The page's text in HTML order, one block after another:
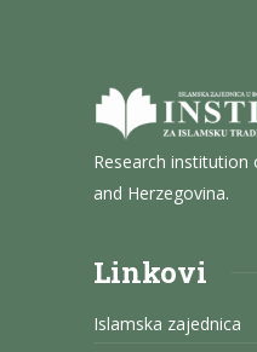
Research
and Herzegovina.
Linkovi
Islamska zajednica